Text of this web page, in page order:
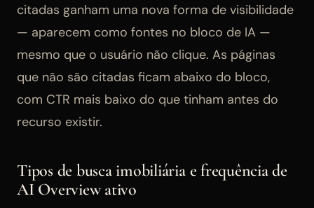
citadas ganham uma nova forma de visibilidade
— aparecem como fontes no bloco de IA —
mesmo que o usuário não clique. As páginas
que não são citadas ficam abaixo do bloco,
com CTR mais baixo do que tinham antes do
recurso existir.
Tipos de busca imobiliária e frequência de
AI Overview ativo